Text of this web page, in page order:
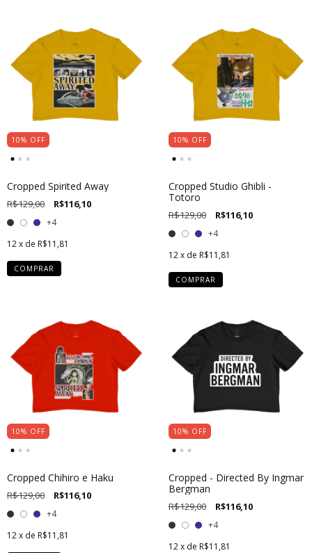
10% OFF
Cropped Spirited Away
R$129,00 R$116,10
+4
12x de R$11,81
COMPRAR
10% OFF
Cropped Studio Ghibli -
Totoro
R$129,00 R$116,10
+4
12 x de R$11,81
COMPRAR
10% OFF
Cropped Chihiro e Haku
R$129,00 R$116,10
+4
12x de R$11,81
10% OFF
Cropped - Directed By Ingmar
Bergman
R$129,00 R$116,10
+4
12 x de R$11,81